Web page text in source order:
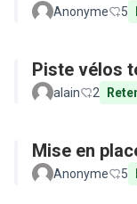
Anonyme 5
Piste vélos
alain 2
Mise en
Anonyme 5